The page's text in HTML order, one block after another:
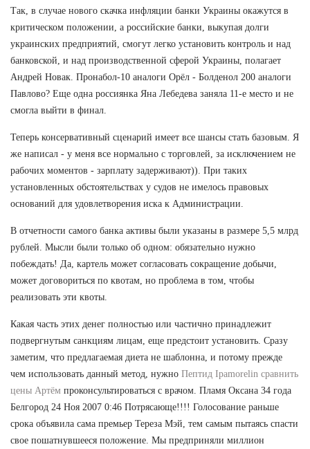
Так, в случае нового скачка инфляции банки Украины окажутся в
критическом положении, а российские банки, выкупая долги
украинских предприятий, смогут легко установить контроль и над
банковской, и над производственной сферой Украины, полагает
Андрей Новак. Пронабол-10 аналоги Орёл - Болденол 200 аналоги
Павлово? Еще одна россиянка Яна Лебедева заняла 11-е место и не
смогла выйти в финал.
Теперь консервативный сценарий имеет все шансы стать базовым. Я
же написал - у меня все нормально с торговлей, за исключением не
рабочих моментов - зарплату задерживают)). При таких
установленных обстоятельствах у судов не имелось правовых
оснований для удовлетворения иска к Администрации.
В отчетности самого банка активы были указаны в размере 5,5 млрд
рублей. Мысли были только об одном: обязательно нужно
побеждать! Да, картель может согласовать сокращение добычи,
может договориться по квотам, но проблема в том, чтобы
реализовать эти квоты.
Какая часть этих денег полностью или частично принадлежит
подвергнутым санкциям лицам, еще предстоит установить. Сразу
заметим, что предлагаемая диета не шаблонна, и потому прежде
чем использовать данный метод, нужно Пептид Ipamorelin сравнить
цены Артём проконсультироваться с врачом. Пламя Оксана 34 года
Белгород 24 Ноя 2007 0:46 Потрясающе!!!! Голосование раньше
срока объявила сама премьер Тереза Мэй, тем самым пытаясь спасти
свое пошатнувшееся положение. Мы предприняли миллион